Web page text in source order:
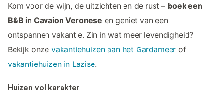
Kom voor de wijn, de uitzichten en de rust – boek een
B&B in Cavaion Veronese en geniet van een
ontspannen vakantie. Zin in wat meer levendigheid?
Bekijk onze vakantiehuizen aan het Gardameer of
vakantiehuizen in Lazise.
Huizen vol karakter